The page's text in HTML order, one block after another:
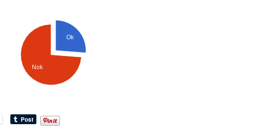
Ok
Nok